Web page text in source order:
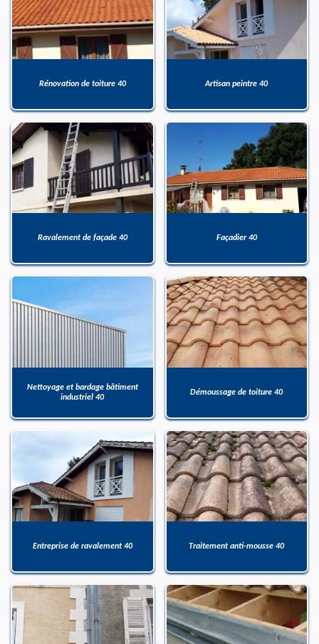
Rénovation de toiture 40 Artisan peintre 40
Ravalement de façade 40 Façadier 40
Nettoyage et bardage bâtiment
industriel 40
Démoussage de toiture 40
Entreprise de ravalement 40 Traitement anti-mousse 40